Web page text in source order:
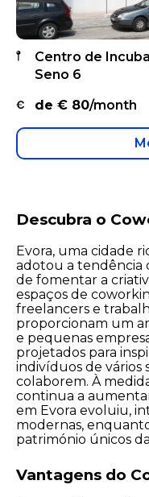
Centro de
Seno 6
de € 80/month
Descubra o
Evora, uma cidade
adotou a tendência
de fomentar a
espaços de
freelancers e
proporcionam um
e pequenas
projetados para
indivíduos de vários
colaborem. À
continua a
em Evora evoluiu,
modernas,
património únicos
Vantagens do